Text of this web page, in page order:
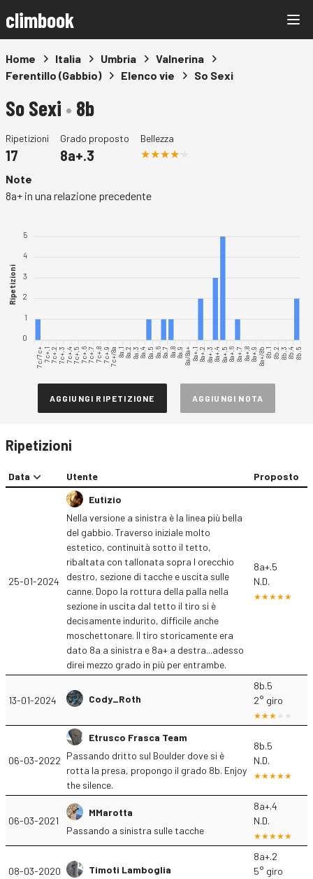
climbook
Home Italia Umbria
Valnerina
Ferentillo (Gabbio)
Elenco vie So Sexi
So Sexi • 8b
Ripetizioni
17
Grado proposto
8a+.3
Bellezza
Note
8a+ in una relazione precedente
5
4
3
2
1
0
Ripetizioni
7c/7c+ 7c+.17c+.27c+.37c+.47c+.57c+.67c+.77c+.87c+.97c+/8a 8a.18a.2 8a.38a.4 8a.5 8a.68a.7 8a.88a.9 8a/8a+8a+.18a+.28a+.38a+.48a+.58a+.68a+.78a+.88a+.98a+/8b8b.1 8b.2 8b.38b.4 8b.5
AGGIUNGI RIPETIZIONE AGGIUNGI NOTA
Ripetizioni
Data Utente Proposto
25-01-2024
Eutizio
Nella versione a sinistra è la linea più bella
del gabbio. Traverso iniziale molto
estetico, continuità sotto il tetto,
ribaltata con tallonata sopra l orecchio
destro, sezione di tacche e uscita sulle
canne. Dopo la rottura della palla nella
sezione in uscita dal tetto il tiro si è
decisamente indurito, difficile anche
moschettonare. Il tiro storicamente era
dato 8a a sinistra e 8a+ a destra...adesso
direi mezzo grado in più per entrambe.
8a+.5
N.D.
13-01-2024 Cody_Roth
8b.5
2° giro
06-03-2022
Etrusco Frasca Team
Passando dritto sul Boulder dove si è
rotta la presa, propongo il grado 8b. Enjoy
the silence.
8b.5
N.D.
06-03-2021
MMarotta
Passando a sinistra sulle tacche
8a+.4
N.D.
08-03-2020 Timoti Lamboglia
8a+.2
5° giro